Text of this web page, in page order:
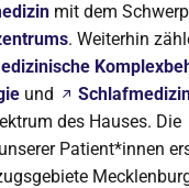
mit dem
. Weiterhin
und
des Hauses. Die
Patient*innen